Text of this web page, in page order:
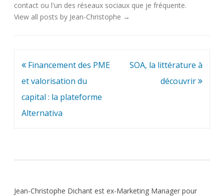
contact ou l'un des réseaux sociaux que je fréquente.
View all posts by Jean-Christophe →
Navigation
de
l’article
Financement des PME
et valorisation du
capital : la plateforme
Alternativa
SOA, la littérature à
découvrir
Jean-Christophe Dichant est ex-Marketing Manager pour